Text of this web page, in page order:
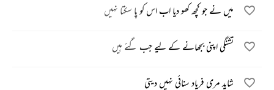
میں نے جو کچھ کھو دیا اب اس کو پا سکتا نہیں
تشنگی اپنی بجھانے کے لیے جب گئے ہیں
شاید مری فریاد سنائی نہیں دیتی